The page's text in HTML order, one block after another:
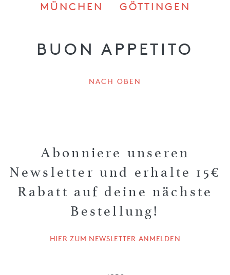
MÜNCHEN
GÖTTINGEN
BUON APPETITO
NACH OBEN
Abonniere unseren
Newsletter und erhalte 15€
Rabatt auf deine nächste
Bestellung!
HIER ZUM NEWSLETTER ANMELDEN